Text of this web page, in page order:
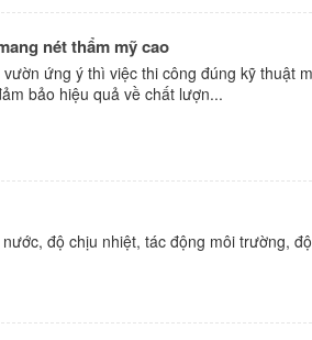
nét thẩm mỹ cao
ứng ý thì việc thi công đúng kỹ thuật
bảo hiệu quả về chất lượn...
độ chịu nhiệt, tác động môi trường,